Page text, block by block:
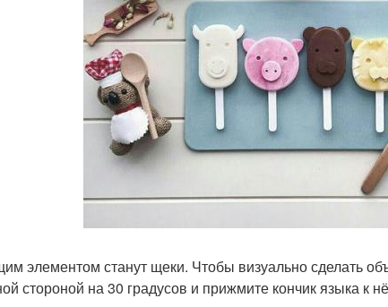
элементом станут щеки. Чтобы визуально сделать
стороной на 30 градусов и прижмите кончик языка к